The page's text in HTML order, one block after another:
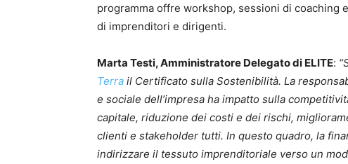
programma offre workshop, sessioni di coaching
di imprenditori e dirigenti.
Marta Testi, Amministratore Delegato di ELITE:
Terra il Certificato sulla Sostenibilità. La
e sociale dell’impresa ha impatto sulla
capitale, riduzione dei costi e dei rischi,
clienti e stakeholder tutti. In questo quadro, la
indirizzare il tessuto imprenditoriale verso un